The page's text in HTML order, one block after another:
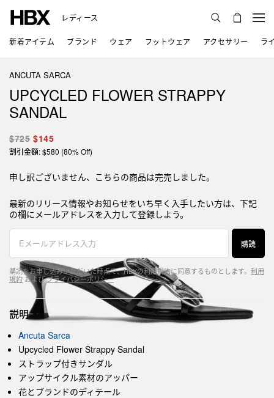
レディース
新着アイテム ブランド ウェア フットウェア アクセサリー ラ
ANCUTA SARCA
UPCYCLED FLOWER STRAPPY
SANDAL
$725 $145
割引金額: $580 (80% Off)
申し訳ございません、こちらの商品は完売しました。
最新のリリース情報やお知らせをいち早く入手したい方は、下記
の欄にメールアドレスを入力して登録しよう。
購読
購読をお申し込みいただいた時点で、HBXの利用規約に同意するものとします。 利用
規約 およびプライバシーポリシー
説明
Ancuta Sarca
Upcycled Flower Strappy Sandal
ストラップ付きサンダル
アップサイクル素材のアッパー
花とブランドのディテール